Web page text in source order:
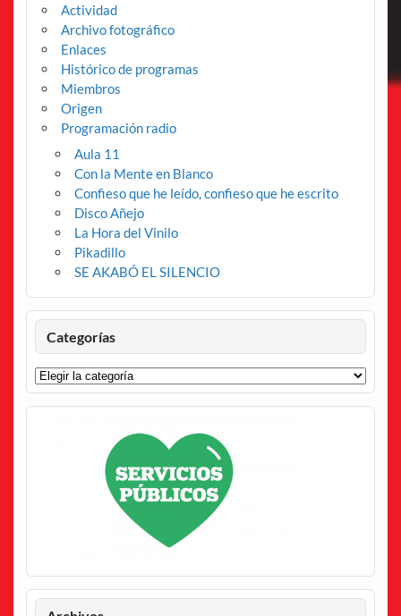
Actividad
Archivo fotográfico
Enlaces
Histórico de programas
Miembros
Origen
Programación radio
Aula 11
Con la Mente en Blanco
Confieso que he leído, confieso que he escrito
Disco Añejo
La Hora del Vinilo
Pikadillo
SE AKABÓ EL SILENCIO
Categorías
Categorías